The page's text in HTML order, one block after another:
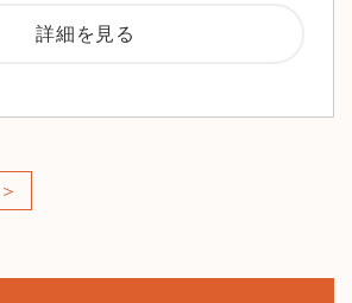
詳細を見る
＞